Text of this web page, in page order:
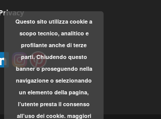
Questo sito utilizza cookie a
scopo tecnico, analitico e
profilante anche di terze
parti. Chiudendo questo
banner o proseguendo nella
navigazione o selezionando
un elemento della pagina,
l’utente presta il consenso
all’uso dei cookie. maggiori